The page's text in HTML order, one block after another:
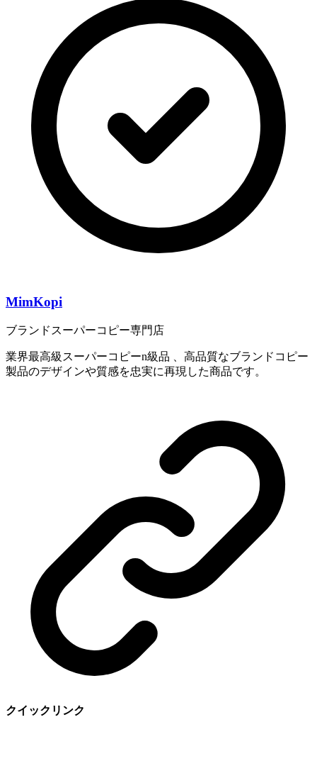
MimKopi
ブランドスーパーコピー専門店
業界最高級スーパーコピーn級品 、高品質なブランドコピー
製品のデザインや質感を忠実に再現した商品です。
クイックリンク